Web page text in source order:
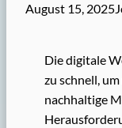
August 15, 2025
Die digitale
zu schnell,
nachhaltige